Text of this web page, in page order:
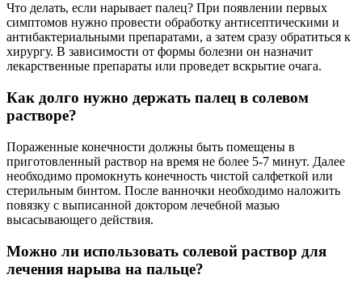
Что делать, если нарывает палец? При появлении первых
симптомов нужно провести обработку антисептическими и
антибактериальными препаратами, а затем сразу обратиться к
хирургу. В зависимости от формы болезни он назначит
лекарственные препараты или проведет вскрытие очага.
Как долго нужно держать палец в солевом
растворе?
Пораженные конечности должны быть помещены в
приготовленный раствор на время не более 5-7 минут. Далее
необходимо промокнуть конечность чистой салфеткой или
стерильным бинтом. После ванночки необходимо наложить
повязку с выписанной доктором лечебной мазью
высасывающего действия.
Можно ли использовать солевой раствор для
лечения нарыва на пальце?